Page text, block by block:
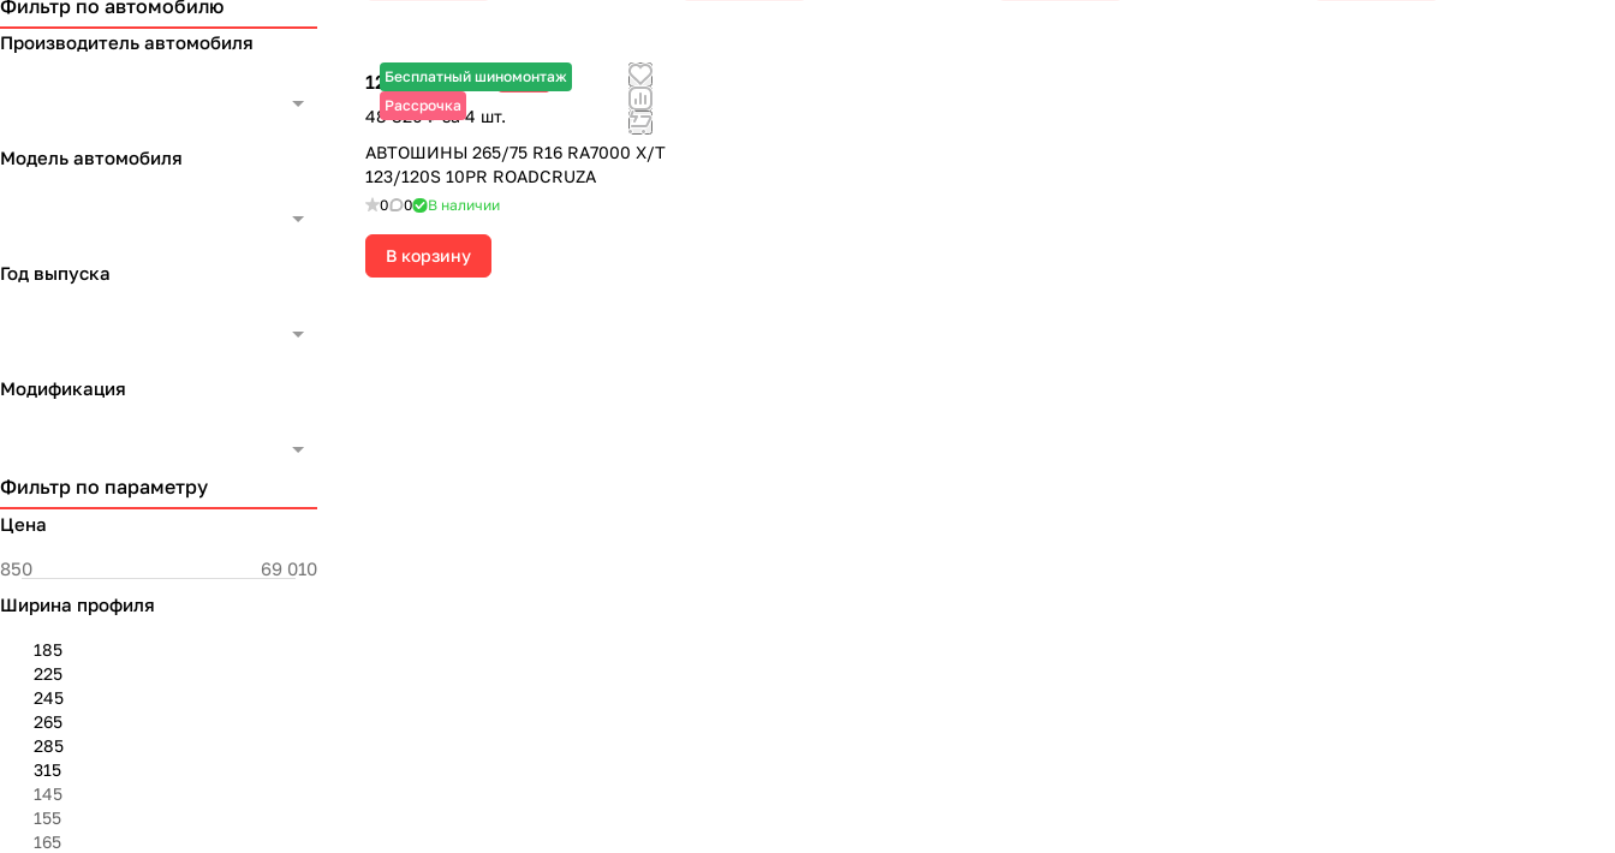
Бесплатный шиномонтаж
Рассрочка
12 205 ₽14 360 ₽ -15%
48 820 ₽ за 4 шт.
АВТОШИНЫ 265/75 R16 RA7000 X/T
123/120S 10PR ROADCRUZA
0 0 В наличии
В корзину
Фильтр по автомобилю
Производитель автомобиля
Модель автомобиля
Год выпуска
Модификация
Фильтр по параметру
Цена
Ширина профиля
185
225
245
265
285
315
145
155
165